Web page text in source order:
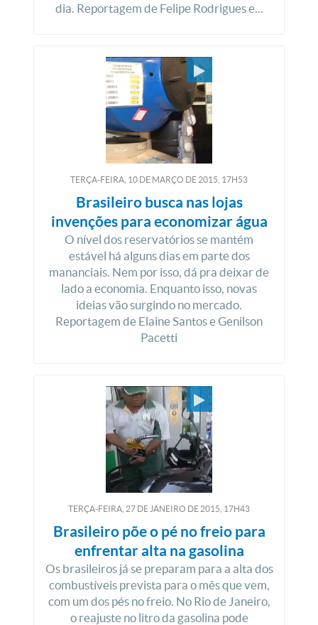
dia. Reportagem de Felipe Rodrigues e...
TERÇA-FEIRA, 10 DE MARÇO DE 2015, 17H53
Brasileiro busca nas lojas
invenções para economizar água
O nível dos reservatórios se mantém
estável há alguns dias em parte dos
mananciais. Nem por isso, dá pra deixar de
lado a economia. Enquanto isso, novas
ideias vão surgindo no mercado.
Reportagem de Elaine Santos e Genilson
Pacetti
TERÇA-FEIRA, 27 DE JANEIRO DE 2015, 17H43
Brasileiro põe o pé no freio para
enfrentar alta na gasolina
Os brasileiros já se preparam para a alta dos
combustíveis prevista para o mês que vem,
com um dos pés no freio. No Rio de Janeiro,
o reajuste no litro da gasolina pode